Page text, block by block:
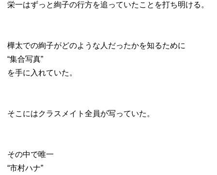
栄一はずっと絢子の行方を追っていたことを打ち明ける。
樺太での絢子がどのような人だったかを知るために
“集合写真”
を手に入れていた。
そこにはクラスメイト全員が写っていた。
その中で唯一
“市村ハナ”